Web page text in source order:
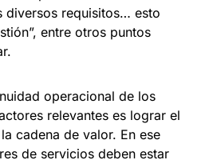
diversos requisitos… esto
entre otros puntos
operacional de los
relevantes es lograr el
cadena de valor. En ese
de servicios deben estar